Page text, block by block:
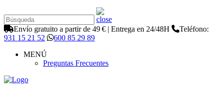
Envío gratuito a partir de 49 € | Entrega en 24/48H
Teléfono:
931 15 21 52
600 85 29 89
MENÚ
Preguntas Frecuentes